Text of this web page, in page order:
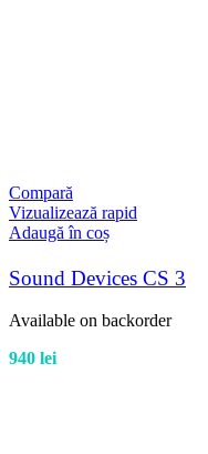
Compară
Vizualizează rapid
Adaugă în coș
Sound Devices CS 3
Available on backorder
940 lei